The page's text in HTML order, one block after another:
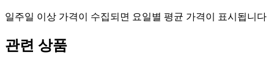
일주일 이상 가격이 수집되면 요일별 평균 가격이 표시됩니다
관련 상품